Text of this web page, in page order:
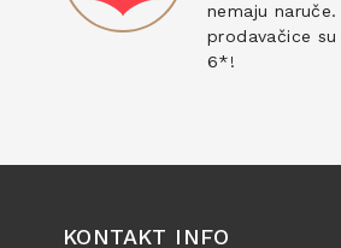
nemaju
prodavačice
6*!
KONTAKT INFO